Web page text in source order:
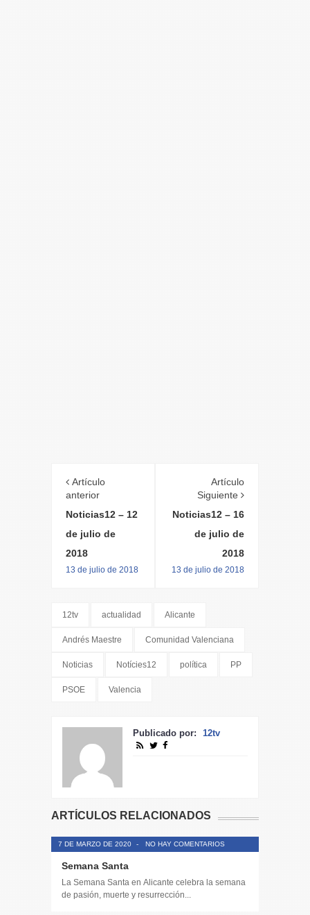
Artículo
anterior
Noticias12 – 12
de julio de
2018
13 de julio de 2018
Artículo
Siguiente
Noticias12 – 16
de julio de
2018
13 de julio de 2018
12tv actualidad Alicante
Andrés Maestre Comunidad Valenciana
Noticias Notícies12 política PP
PSOE Valencia
Publicado por: 12tv
ARTÍCULOS RELACIONADOS
7 DE MARZO DE 2020 - NO HAY COMENTARIOS
Semana Santa
La Semana Santa en Alicante celebra la semana
de pasión, muerte y resurrección...